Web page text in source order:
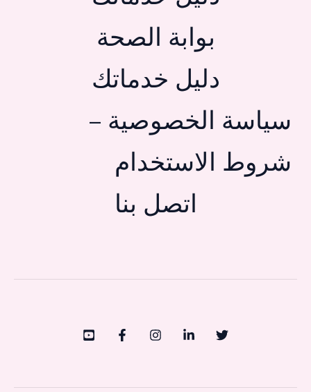
بوابة الصحة
دليل خدماتك
سياسة الخصوصية –
شروط الاستخدام
اتصل بنا